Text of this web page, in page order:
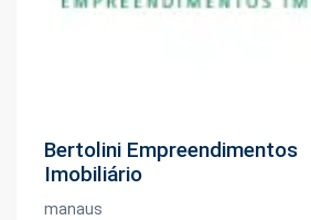
Bertolini Empreendimentos
Imobiliário
manaus